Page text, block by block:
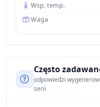
Wsp. temp.
Waga
Często
odpowiedzi
serii